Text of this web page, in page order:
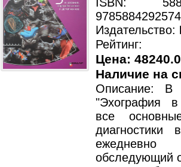
9785884292574
Издательство:
Рейтинг:
Цена:
Наличие на
Описание: В
"Эхография в
все
диагностики
обследующий